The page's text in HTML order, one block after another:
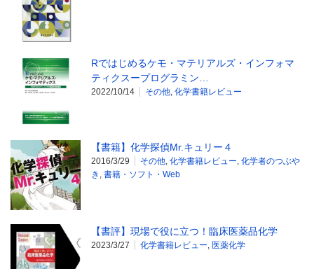
Rではじめるケモ・マテリアルズ・インフォマ
ティクスープログラミン…
2022/10/14 その他, 化学書籍レビュー
【書籍】化学探偵Mr.キュリー４
2016/3/29 その他, 化学書籍レビュー, 化学者のつぶや
き , 書籍・ソフト・Web
【書評】現場で役に立つ！臨床医薬品化学
2023/3/27 化学書籍レビュー, 医薬化学